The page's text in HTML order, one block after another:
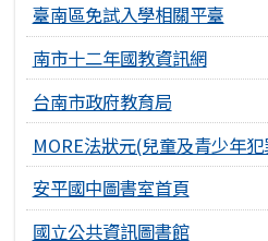
臺南區免試入學相關平臺
南市十二年國教資訊網
台南市政府教育局
MORE法狀元(兒童及青少年
安平國中圖書室首頁
國立公共資訊圖書館